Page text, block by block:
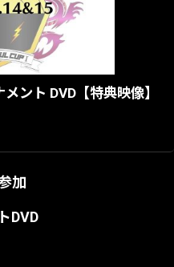
ント DVD【特典映像】
加
DVD